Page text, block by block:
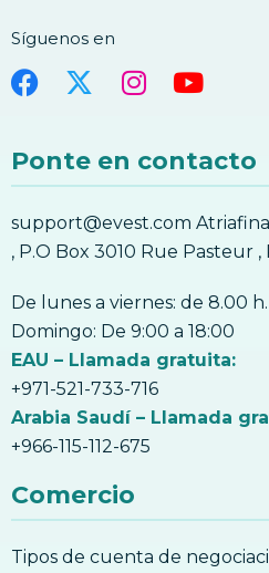
cómo funcionan?
6. Copias de
Fuera de Línea – por
6. Copias de
Fuera de Línea – por
7. Seguridad Móvil –
forma segura tu
7. Seguridad Móvil –
forma segura tu
8. Tipos de
8. Tipos de
9. Qué es Bitcoin?
9. Qué es Bitcoin?
10. La historia de
Síguenos en
Ponte en contacto
support@evest.com
, P.O Box 3010 Rue Pasteur
De lunes a viernes: de 8.00
Domingo: De 9:00 a 18:00
EAU – Llamada gratuita:
+971-521-733-716
Arabia Saudí – Llamada
+966-115-112-675
Comercio
Tipos de cuenta de